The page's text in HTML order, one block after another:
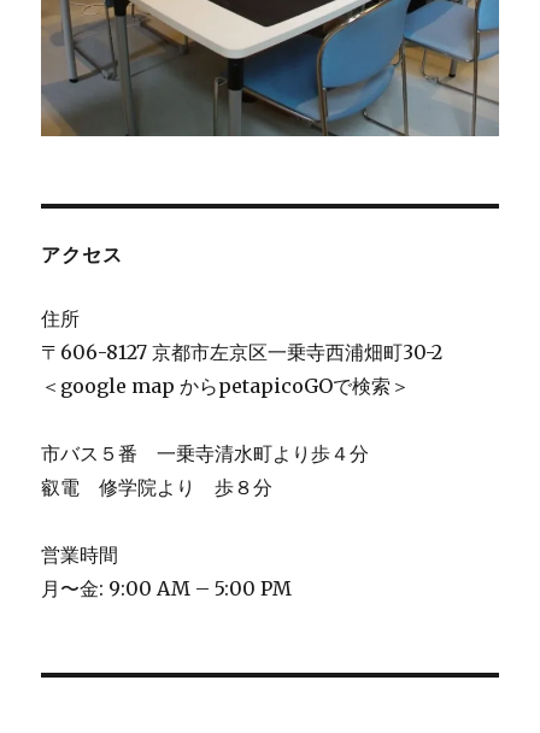
アクセス
住所
〒606-8127 京都市左京区一乗寺西浦畑町30-2
＜google map からpetapicoGOで検索＞
市バス５番 一乗寺清水町より歩４分
叡電 修学院より 歩８分
営業時間
月〜金: 9:00 AM – 5:00 PM